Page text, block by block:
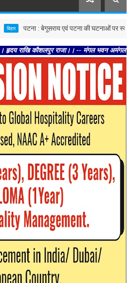
पटना : बेगूसराय एवं पटना की घटनाओं पर स्वास्थ्य
कौशलपुर राजा।। -- मंगल भवन अमंगल हारी।